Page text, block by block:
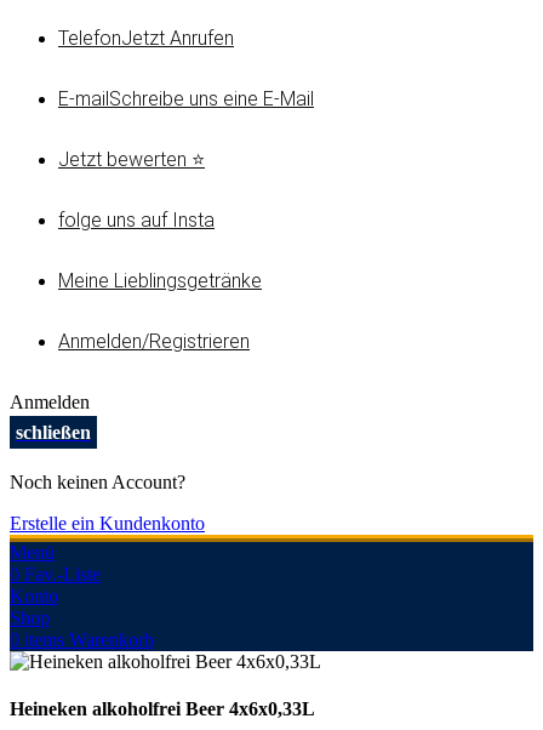
TelefonJetzt Anrufen
E-mailSchreibe uns eine E-Mail
Jetzt bewerten ⭐
folge uns auf Insta
Meine Lieblingsgetränke
Anmelden/Registrieren
Anmelden
schließen
Noch keinen Account?
Erstelle ein Kundenkonto
Menü
0 Fav.-Liste
Konto
Shop
0 items Warenkorb
Heineken alkoholfrei Beer 4x6x0,33L